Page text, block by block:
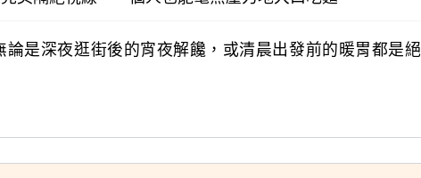
論是深夜逛街後的宵夜解饞，或清晨出發前的暖胃都是絕